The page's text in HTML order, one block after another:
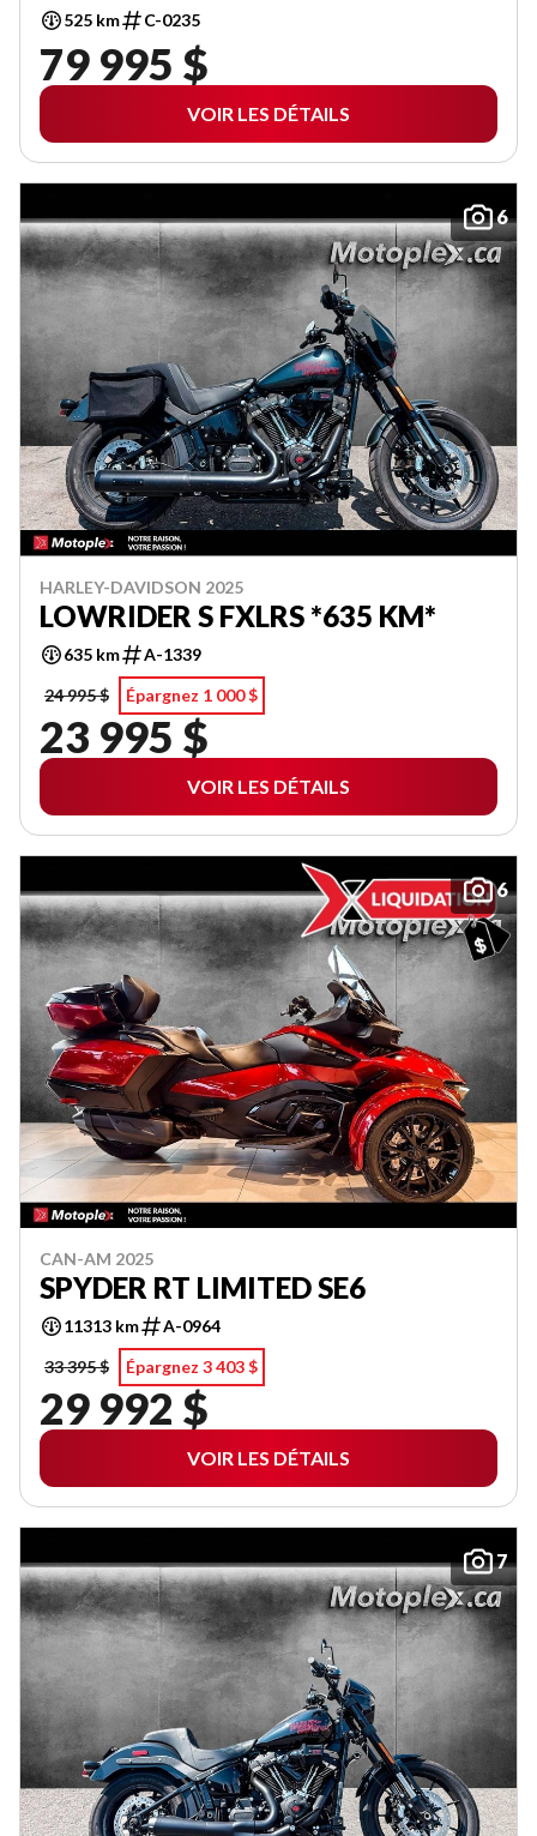
525 km C-0235
79 995 $
VOIR LES DÉTAILS
6
HARLEY-DAVIDSON 2025
LOWRIDER S FXLRS *635 KM*
635 km
A-1339
24 995 $
Épargnez 1 000 $
23 995 $
VOIR LES DÉTAILS
6
CAN-AM 2025
SPYDER RT LIMITED SE6
11313 km
A-0964
33 395 $
Épargnez 3 403 $
29 992 $
VOIR LES DÉTAILS
7